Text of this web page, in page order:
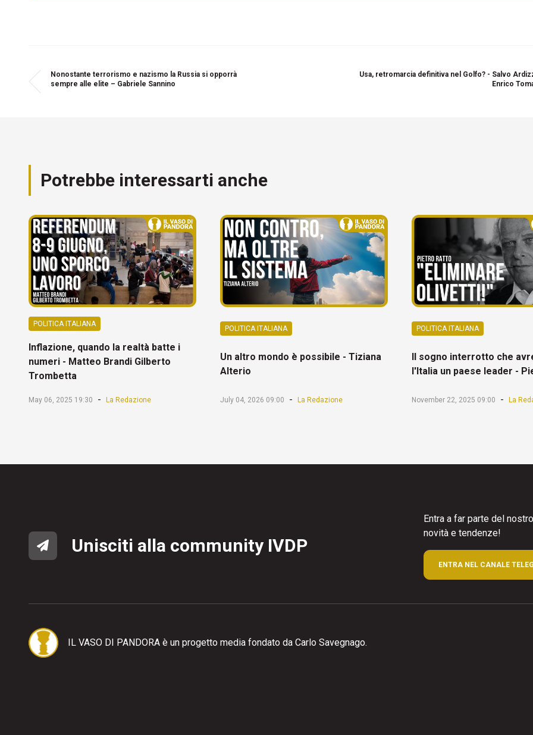
Nonostante terrorismo e nazismo la Russia si opporrà
sempre alle elite – Gabriele Sannino
Usa, retromarcia definitiva nel Golfo? - Salvo
Enrico
Potrebbe interessarti anche
POLITICA ITALIANA
Inflazione, quando la realtà batte i
numeri - Matteo Brandi Gilberto
Trombetta
May 06, 2025 19:30 - La Redazione
POLITICA ITALIANA
Un altro mondo è possibile - Tiziana
Alterio
July 04, 2026 09:00 - La Redazione
POLITICA ITALIANA
Il sogno interrotto che
l'Italia un paese leader -
November 22, 2025 09:00 - La
Unisciti alla community IVDP
Entra a far parte del
novità e tendenze!
ENTRA NEL CANALE
IL VASO DI PANDORA è un progetto media fondato da Carlo Savegnago.